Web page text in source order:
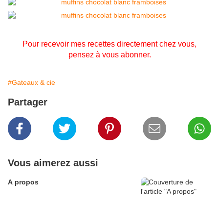
Pour recevoir mes recettes directement chez vous,
pensez à vous abonner.
#Gateaux & cie
Partager
Vous aimerez aussi
A propos